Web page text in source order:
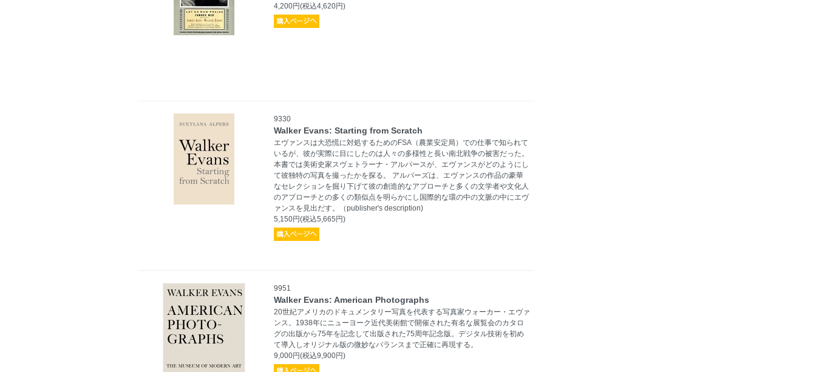
4,200円(税込4,620円)
9330
Walker Evans: Starting from Scratch
エヴァンスは大恐慌に対処するためのFSA（農業安定局）での仕事で知られて
いるが、彼が実際に目にしたのは人々の多様性と長い南北戦争の被害だった。
本書では美術史家スヴェトラーナ・アルパースが、エヴァンスがどのようにし
て彼独特の写真を撮ったかを探る。 アルパーズは、エヴァンスの作品の豪華
なセレクションを掘り下げて彼の創造的なアプローチと多くの文学者や文化人
のアプローチとの多くの類似点を明らかにし国際的な環の中の文脈の中にエヴ
ァンスを見出だす。（publisher's description)
5,150円(税込5,665円)
9951
Walker Evans: American Photographs
20世紀アメリカのドキュメンタリー写真を代表する写真家ウォーカー・エヴァ
ンス。1938年にニューヨーク近代美術館で開催された有名な展覧会のカタロ
グの出版から75年を記念して出版された75周年記念版。デジタル技術を初め
て導入しオリジナル版の微妙なバランスまで正確に再現する。
9,000円(税込9,900円)